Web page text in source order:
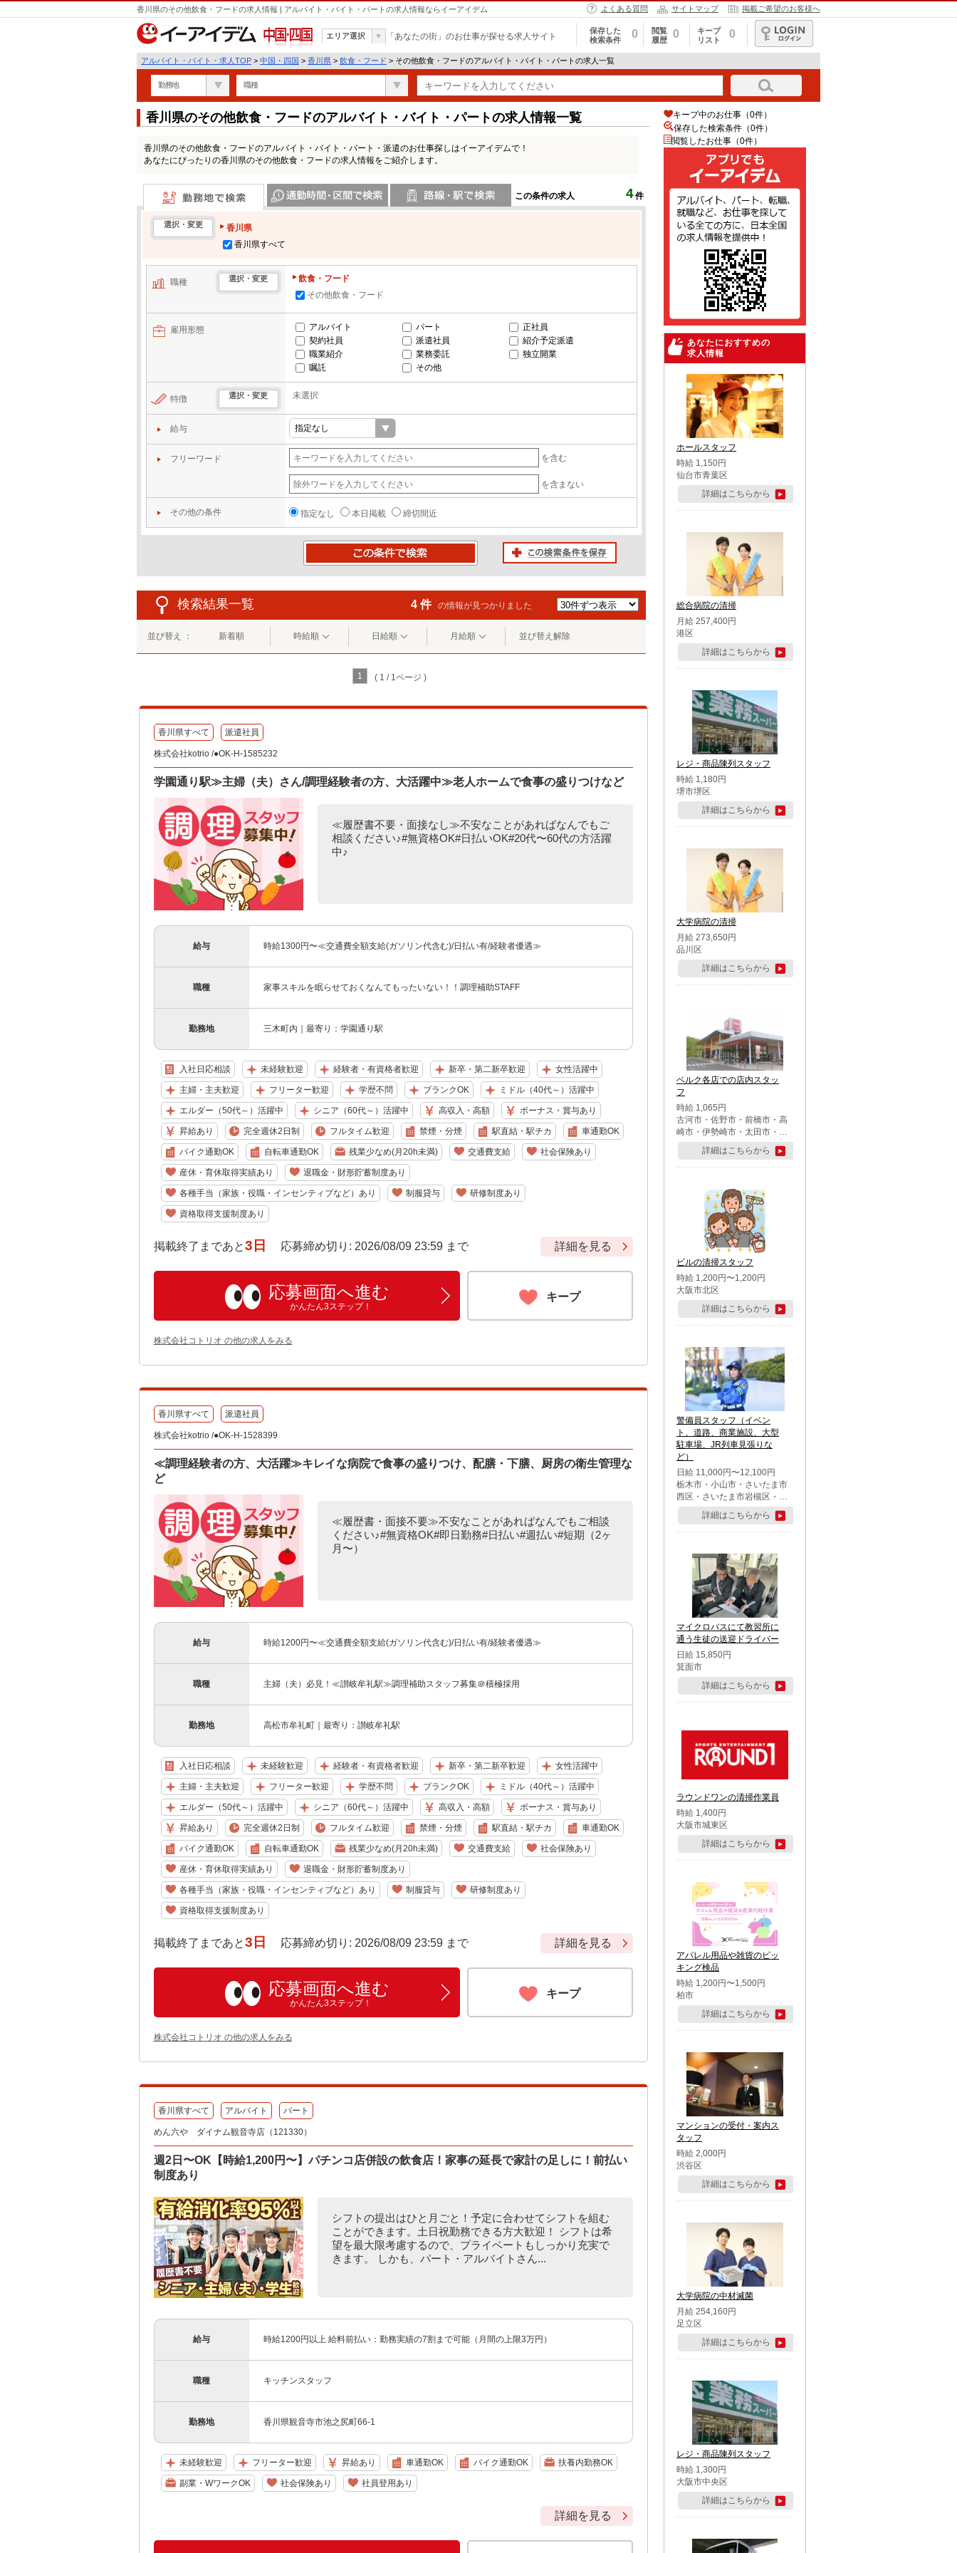
香川県のその他飲食・フードの求人情報 | アルバイト・バイト・パートの求人情報ならイーアイデム よくある質問 サイトマップ 掲載ご希望のお客様へ
中国・四国
エリア選択 「あなたの街」のお仕事が探せる求人サイト
保存した
検索条件
0
閲覧
履歴
0
キープ
リスト
0
ログイン
アルバイト・バイト・求人TOP > 中国・四国 > 香川県 > 飲食・フード > その他飲食・フードのアルバイト・バイト・パートの求人一覧
勤務地 職種
香川県のその他飲食・フードのアルバイト・バイト・パートの求人情報一覧
香川県のその他飲食・フードのアルバイト・バイト・パート・派遣のお仕事探しはイーアイデムで！
あなたにぴったりの香川県のその他飲食・フードの求人情報をご紹介します。
この条件の求人 4件
勤務地で検索
選択・変更
香川県
香川県すべて
職種 選択・変更
飲食・フード
その他飲食・フード
雇用形態 アルバイト パート
正社員
契約社員
派遣社員
紹介予定派遣
職業紹介
業務委託
独立開業
嘱託
その他
特徴 選択・変更 未選択
給与
フリーワード を含む
を含まない
その他の条件 指定なし 本日掲載 締切間近
検索結果一覧 4 件 の情報が見つかりました
並び替え ： 新着順 時給順 日給順 月給順 並び替え解除
1 ( 1 / 1ページ )
香川県すべて 派遣社員
株式会社kotrio /●OK-H-1585232
学園通り駅≫主婦（夫）さん/調理経験者の方、大活躍中≫老人ホームで食事の盛りつけなど
≪履歴書不要・面接なし≫不安なことがあればなんでもご
相談ください♪#無資格OK#日払いOK#20代〜60代の方活躍
中♪
給与 時給1300円〜≪交通費全額支給(ガソリン代含む)/日払い有/経験者優遇≫
職種 家事スキルを眠らせておくなんてもったいない！！調理補助STAFF
勤務地 三木町内｜最寄り：学園通り駅
入社日応相談 未経験歓迎 経験者・有資格者歓迎 新卒・第二新卒歓迎 女性活躍中
主婦・主夫歓迎 フリーター歓迎 学歴不問 ブランクOK ミドル（40代～）活躍中
エルダー（50代～）活躍中 シニア（60代～）活躍中 高収入・高額 ボーナス・賞与あり
昇給あり 完全週休2日制 フルタイム歓迎 禁煙・分煙 駅直結・駅チカ 車通勤OK
バイク通勤OK 自転車通勤OK 残業少なめ(月20h未満) 交通費支給 社会保険あり
産休・育休取得実績あり 退職金・財形貯蓄制度あり
各種手当（家族・役職・インセンティブなど）あり 制服貸与 研修制度あり
資格取得支援制度あり
掲載終了まであと3日 応募締め切り: 2026/08/09 23:59 まで 詳細を見る
応募画面へ進む
かんたん3ステップ！
キープ
株式会社コトリオ の他の求人をみる
香川県すべて 派遣社員
株式会社kotrio /●OK-H-1528399
≪調理経験者の方、大活躍≫キレイな病院で食事の盛りつけ、配膳・下膳、厨房の衛生管理な
ど
≪履歴書・面接不要≫不安なことがあればなんでもご相談
ください♪#無資格OK#即日勤務#日払い#週払い#短期（2ヶ
月〜）
給与 時給1200円〜≪交通費全額支給(ガソリン代含む)/日払い有/経験者優遇≫
職種 主婦（夫）必見！≪讃岐牟礼駅≫調理補助スタッフ募集＠積極採用
勤務地 高松市牟礼町｜最寄り：讃岐牟礼駅
入社日応相談 未経験歓迎 経験者・有資格者歓迎 新卒・第二新卒歓迎 女性活躍中
主婦・主夫歓迎 フリーター歓迎 学歴不問 ブランクOK ミドル（40代～）活躍中
エルダー（50代～）活躍中 シニア（60代～）活躍中 高収入・高額 ボーナス・賞与あり
昇給あり 完全週休2日制 フルタイム歓迎 禁煙・分煙 駅直結・駅チカ 車通勤OK
バイク通勤OK 自転車通勤OK 残業少なめ(月20h未満) 交通費支給 社会保険あり
産休・育休取得実績あり 退職金・財形貯蓄制度あり
各種手当（家族・役職・インセンティブなど）あり 制服貸与 研修制度あり
資格取得支援制度あり
掲載終了まであと3日 応募締め切り: 2026/08/09 23:59 まで 詳細を見る
応募画面へ進む
かんたん3ステップ！
キープ
株式会社コトリオ の他の求人をみる
香川県すべて アルバイト パート
めん六や ダイナム観音寺店（121330）
週2日〜OK【時給1,200円〜】パチンコ店併設の飲食店！家事の延長で家計の足しに！前払い
制度あり
シフトの提出はひと月ごと！予定に合わせてシフトを組む
ことができます。土日祝勤務できる方大歓迎！ シフトは希
望を最大限考慮するので、プライベートもしっかり充実で
きます。 しかも、パート・アルバイトさん...
給与 時給1200円以上 給料前払い：勤務実績の7割まで可能（月間の上限3万円）
職種 キッチンスタッフ
勤務地 香川県観音寺市池之尻町66-1
未経験歓迎 フリーター歓迎 昇給あり 車通勤OK バイク通勤OK 扶養内勤務OK
副業・WワークOK 社会保険あり 社員登用あり
詳細を見る
キープ中のお仕事（0件）
保存した検索条件（0件）
閲覧したお仕事（0件）
あなたにおすすめの
求人情報
ホールスタッフ
時給 1,150円
仙台市青葉区
詳細はこちらから
総合病院の清掃
月給 257,400円
港区
詳細はこちらから
レジ・商品陳列スタッフ
時給 1,180円
堺市堺区
詳細はこちらから
大学病院の清掃
月給 273,650円
品川区
詳細はこちらから
ベルク各店での店内スタッ
フ
時給 1,065円
古河市・佐野市・前橋市・高
崎市・伊勢崎市・太田市・館
林市・藤岡市・大泉町・さい
たま市北区・川越市・熊谷
市・行田市・秩父市・所沢
市・鶴ケ島市・千葉市中央
区・市川市・松戸市・習志野
市・柏市・流山市・八千代
市・足立区・江戸川区・八王
子市・町田市
詳細はこちらから
ビルの清掃スタッフ
時給 1,200円〜1,200円
大阪市北区
詳細はこちらから
警備員スタッフ（イベン
ト、道路、商業施設、大型
駐車場、JR列車見張りな
ど）
日給 11,000円〜12,100円
栃木市・小山市・さいたま市
西区・さいたま市岩槻区・久
喜市・蓮田市
詳細はこちらから
マイクロバスにて教習所に
通う生徒の送迎ドライバー
日給 15,850円
箕面市
詳細はこちらから
ラウンドワンの清掃作業員
時給 1,400円
大阪市城東区
詳細はこちらから
アパレル用品や雑貨のピッ
キング検品
時給 1,200円〜1,500円
柏市
詳細はこちらから
マンションの受付・案内ス
タッフ
時給 2,000円
渋谷区
詳細はこちらから
大学病院の中材滅菌
月給 254,160円
足立区
詳細はこちらから
レジ・商品陳列スタッフ
時給 1,300円
大阪市中央区
詳細はこちらから